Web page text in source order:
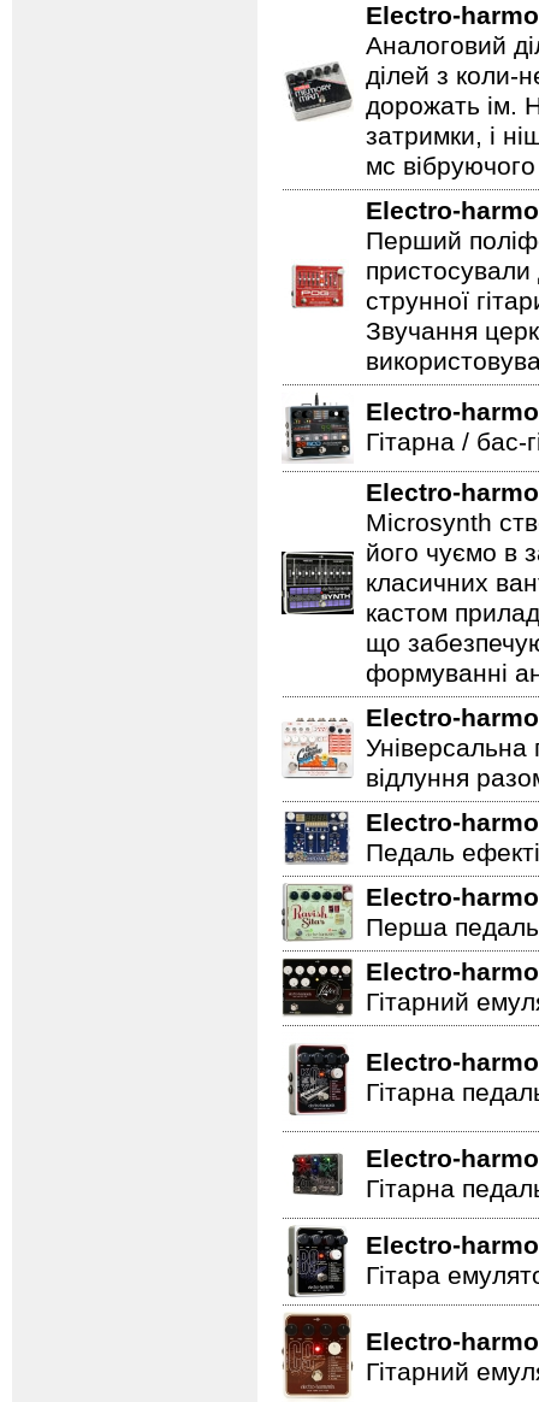
Electro-
Аналоговий
ділей з коли-
дорожать ім.
затримки, і
мс
Electro-
Перший
пристосували
струнної
Звучання
Electro-
Гітарна / бас-
Electro-
Microsynth
його чуємо в
класичних
кастом
що
формуванні
Electro-
Універсальна
відлуння
Electro-
Педаль
Electro-
Перша
Electro-
Гітарний
Electro-
Гітарна
Electro-
Гітарна
Electro-
Гітара
Electro-
Гітарний